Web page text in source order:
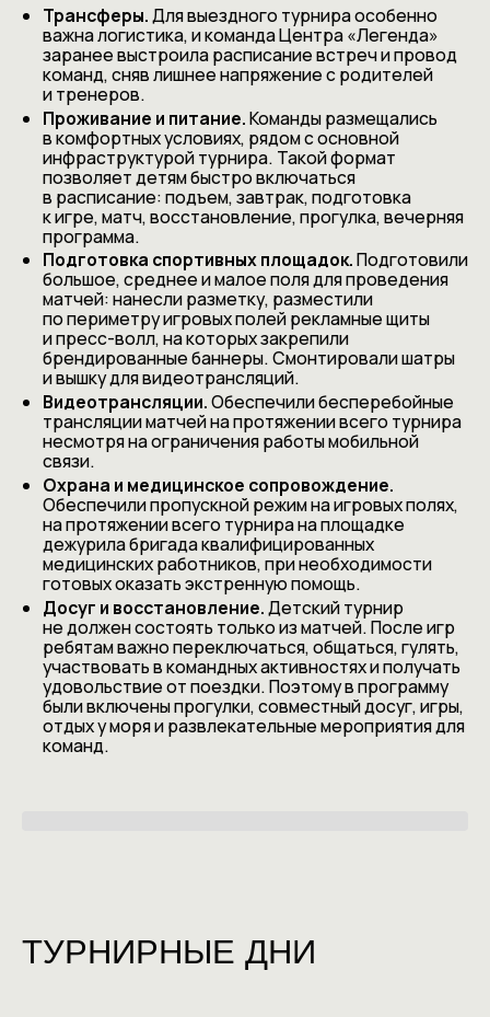
Трансферы.Для выездного турнира особенно
важна логистика, и команда Центра «Легенда»
заранее выстроила расписание встреч и провод
команд, сняв лишнее напряжение с родителей
и тренеров.
Проживание и питание.Команды размещались
в комфортных условиях, рядом с основной
инфраструктурой турнира. Такой формат
позволяет детям быстро включаться
в расписание: подъем, завтрак, подготовка
к игре, матч, восстановление, прогулка, вечерняя
программа.
Подготовка спортивных площадок.Подготовили
большое, среднее и малое поля для проведения
матчей: нанесли разметку, разместили
по периметру игровых полей рекламные щиты
и пресс-волл, на которых закрепили
брендированные баннеры. Смонтировали шатры
и вышку для видеотрансляций.
Видеотрансляции.Обеспечили бесперебойные
трансляции матчей на протяжении всего турнира
несмотря на ограничения работы мобильной
связи.
Охрана и медицинское сопровождение.
Обеспечили пропускной режим на игровых полях,
на протяжении всего турнира на площадке
дежурила бригада квалифицированных
медицинских работников, при необходимости
готовых оказать экстренную помощь.
Досуг и восстановление.Детский турнир
не должен состоять только из матчей. После игр
ребятам важно переключаться, общаться, гулять,
участвовать в командных активностях и получать
удовольствие от поездки. Поэтому в программу
были включены прогулки, совместный досуг, игры,
отдых у моря и развлекательные мероприятия для
команд.
ТУРНИРНЫЕ ДНИ